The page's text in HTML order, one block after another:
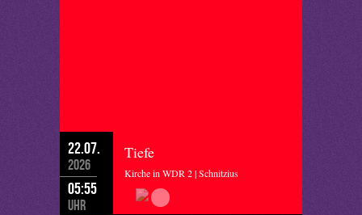
22.07.
2026
05:55
Uhr
Tiefe
Kirche in WDR 2 | Schnitzius